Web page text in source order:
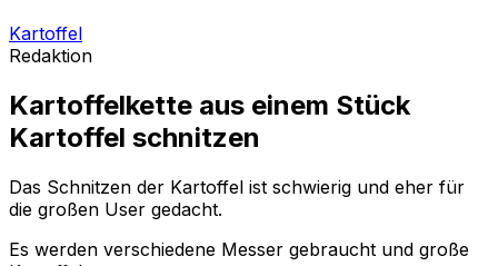
Kartoffel
Redaktion
Kartoffelkette aus einem Stück
Kartoffel schnitzen
Das Schnitzen der Kartoffel ist schwierig und eher für
die großen User gedacht.
Es werden verschiedene Messer gebraucht und große